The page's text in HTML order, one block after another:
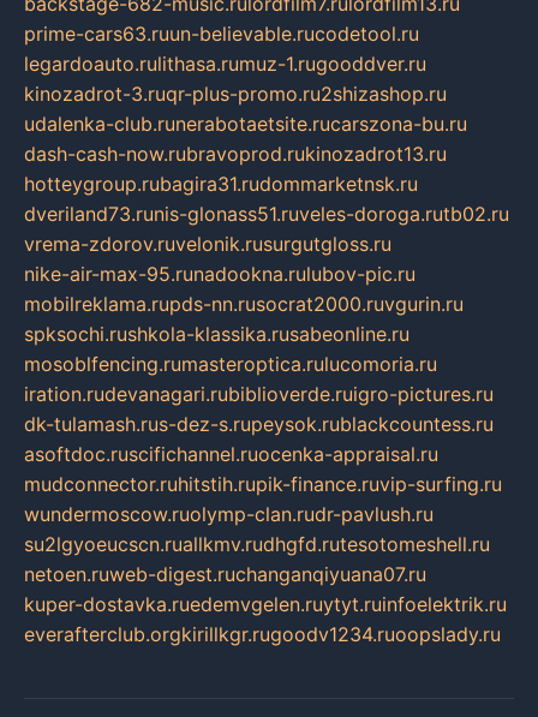
prime-cars63.ruun-believable.rucodetool.ru
legardoauto.rulithasa.rumuz-1.rugooddver.ru
kinozadrot-3.ruqr-plus-promo.ru2shizashop.ru
udalenka-club.runerabotaetsite.rucarszona-bu.ru
dash-cash-now.rubravoprod.rukinozadrot13.ru
hotteygroup.rubagira31.rudommarketnsk.ru
dveriland73.runis-glonass51.ruveles-doroga.rutb02.ru
vrema-zdorov.ruvelonik.rusurgutgloss.ru
nike-air-max-95.runadookna.rulubov-pic.ru
mobilreklama.rupds-nn.rusocrat2000.ruvgurin.ru
spksochi.rushkola-klassika.rusabeonline.ru
mosoblfencing.rumasteroptica.rulucomoria.ru
iration.rudevanagari.rubiblioverde.ruigro-pictures.ru
dk-tulamash.rus-dez-s.rupeysok.rublackcountess.ru
asoftdoc.ruscifichannel.ruocenka-appraisal.ru
mudconnector.ruhitstih.rupik-finance.ruvip-surfing.ru
wundermoscow.ruolymp-clan.rudr-pavlush.ru
su2lgyoeucscn.ruallkmv.rudhgfd.rutesotomeshell.ru
netoen.ruweb-digest.ruchanganqiyuana07.ru
kuper-dostavka.ruedemvgelen.ruytyt.ruinfoelektrik.ru
everafterclub.orgkirillkgr.rugoodv1234.ruoopslady.ru